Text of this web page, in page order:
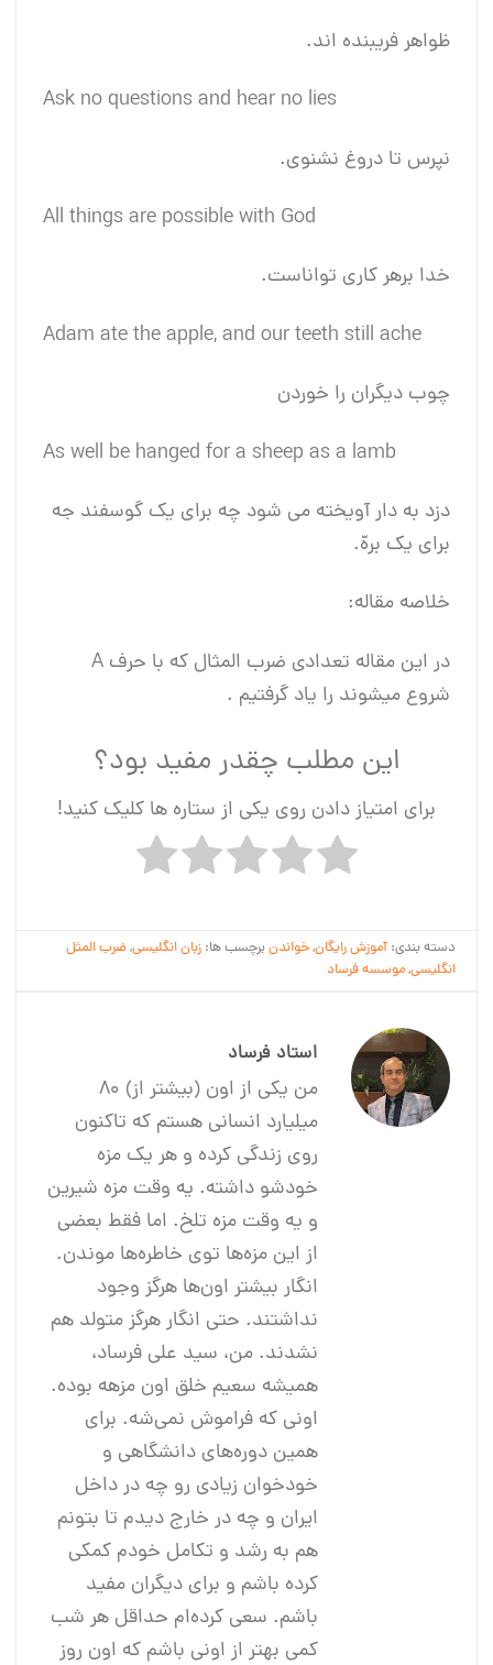
ظواهر فریبنده اند.
Ask no questions and hear no lies
نپرس تا دروغ نشنوی.
All things are possible with God
خدا برهر کاری تواناست.
Adam ate the apple, and our teeth still ache
چوب دیگران را خوردن
As well be hanged for a sheep as a lamb
دزد به دار آویخته می شود چه برای یک گوسفند جه
برای یک برهّ.
خلاصه مقاله:
شروع میشوند را یاد گرفتیم .
این مطلب چقدر مفید بود؟
برای امتیاز دادن روی یکی از ستاره ها کلیک کنید!
دسته بندی:آموزش رایگان,خواندنبرچسب ها:زبان انگلیسی,ضرب المثل
انگلیسی,موسسه فرساد
استاد فرساد
من یکی از اون (بیشتر از) 80
میلیارد انسانی هستم که تاکنون
روی زندگی کرده و هر یک مزه
خودشو داشته. یه وقت مزه شیرین
و یه وقت مزه تلخ. اما فقط بعضی
از این مزه‌ها توی خاطره‌ها موندن.
انگار بیشتر اون‌ها هرگز وجود
نداشتند. حتی انگار هرگز متولد هم
نشدند. من، سید علی فرساد،
همیشه سعیم خلق اون مزهه بوده.
اونی که فراموش نمی‌شه. برای
همین دوره‌های دانشگاهی و
خود‌خوان زیادی رو چه در داخل
ایران و چه در خارج دیدم تا بتونم
هم به رشد و تکامل خودم کمکی
کرده باشم و برای دیگران مفید
باشم. سعی کرده‌ام حداقل هر شب
کمی بهتر از اونی باشم که اون روز